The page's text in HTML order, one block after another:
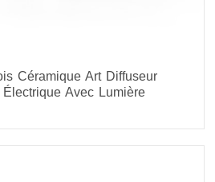
Céramique Art Diffuseur
Avec Lumière